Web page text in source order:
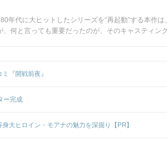
代に大ヒットしたシリーズを“再起動”する本作は、
何と言っても重要だったのが、そのキャスティン
『開戦前夜』
ー完成
大ヒロイン・モアナの魅力を深掘り【PR】